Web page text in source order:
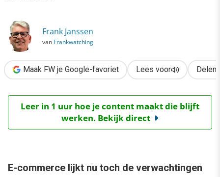
Frank Janssen
van Frankwatching
Maak FW je Google-favoriet Lees voor Delen
Leer in 1 uur hoe je content maakt die blijft
werken. Bekijk direct
E-commerce lijkt nu toch de verwachtingen